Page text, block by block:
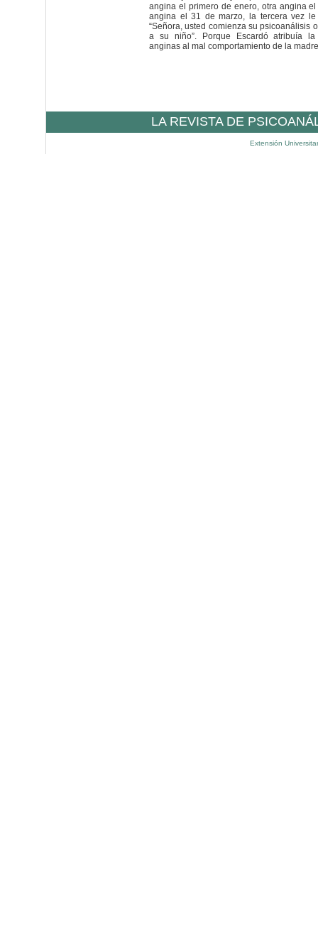
angina el primero de enero, otra angina
angina el 31 de marzo, la tercera vez
“Señora, usted comienza su psicoanálisis
a su niño”. Porque Escardó atribuía
anginas al mal comportamiento de la
LA REVISTA DE
Extensión